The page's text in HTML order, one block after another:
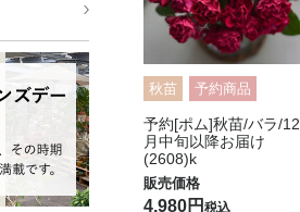
秋苗 予約商品
予約[ポム]秋苗/バラ/12
月中旬以降お届け
(2608)k
4,980 税込